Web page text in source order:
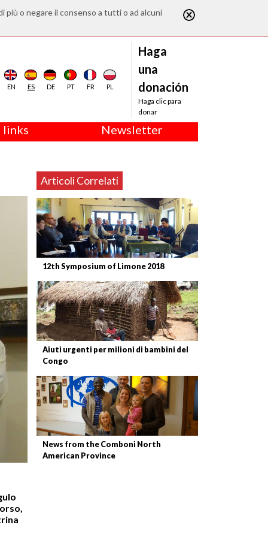
più o negare il consenso a tutti o ad alcuni
EN ES DE PT FR PL
Haga
una
donación
Haga clic para
donar
links Newsletter
Articoli Correlati
12th Symposium of Limone 2018
Aiuti urgenti per milioni di bambini del
Congo
News from the Comboni North
American Province